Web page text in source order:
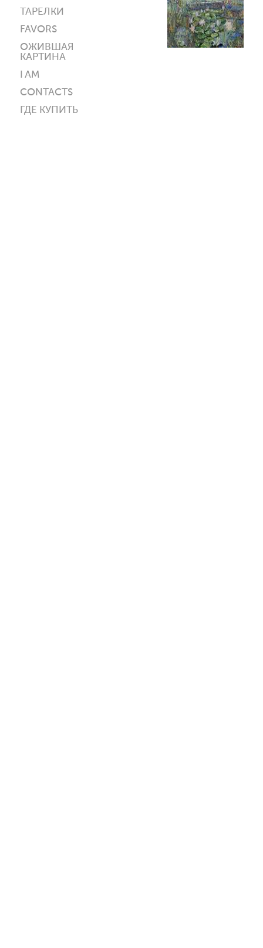
ТАРЕЛКИ
FAVORS
ОЖИВШАЯ
КАРТИНА
I AM
CONTACTS
ГДЕ КУПИТЬ